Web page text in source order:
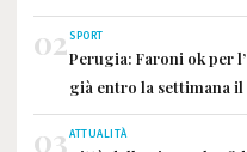
02SPORT
Perugia: Faroni ok per
già entro la settimana
03ATTUALITÀ